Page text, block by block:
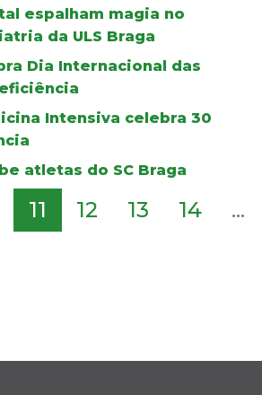
espalham magia no
da ULS Braga
Dia Internacional das
Intensiva celebra 30
atletas do SC Braga
11 12 13 14 ...